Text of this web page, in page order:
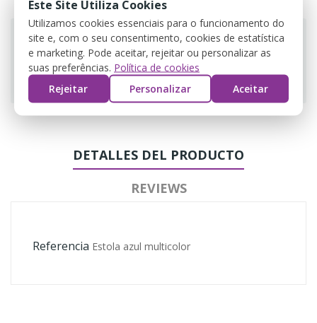
Guarantee safe & secure checkout
DETALLES DEL PRODUCTO
REVIEWS
Referencia Estola azul multicolor
Este Site Utiliza Cookies
Utilizamos cookies essenciais para o funcionamento do
site e, com o seu consentimento, cookies de estatística
e marketing. Pode aceitar, rejeitar ou personalizar as
suas preferências. Política de cookies
Rejeitar
Personalizar Aceitar